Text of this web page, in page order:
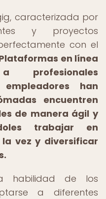
caracterizada por
y proyectos
con el
en línea
profesionales
han
encuentren
de manera ágil y
trabajar en
vez y diversificar
habilidad de los
a diferentes